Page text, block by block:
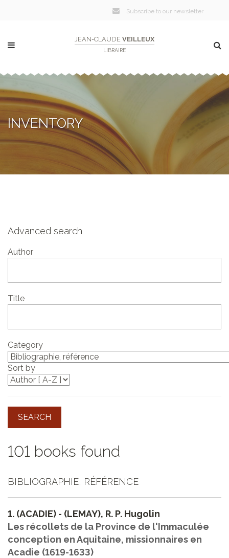
Subscribe to our newsletter
JEAN-CLAUDE VEILLEUX
LIBRAIRE
INVENTORY
Advanced search
Author
Title
Category
Sort by
SEARCH
101 books found
BIBLIOGRAPHIE, RÉFÉRENCE
1. (ACADIE) - (LEMAY), R. P. Hugolin
Les récollets de la Province de l'Immaculée
conception en Aquitaine, missionnaires en
Acadie (1619-1633)